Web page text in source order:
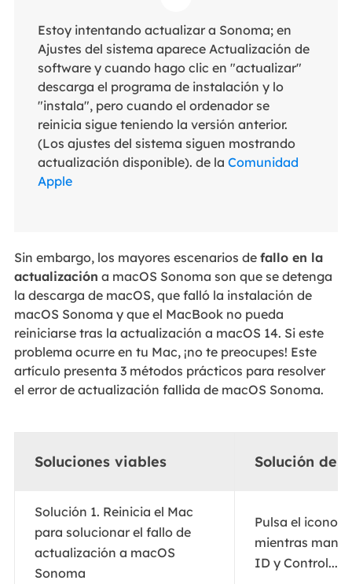
Estoy intentando actualizar a Sonoma; en
Ajustes del sistema aparece Actualización de
software y cuando hago clic en "actualizar"
descarga el programa de instalación y lo
"instala", pero cuando el ordenador se
reinicia sigue teniendo la versión anterior.
(Los ajustes del sistema siguen mostrando
actualización disponible). de la Comunidad
Apple
Sin embargo, los mayores escenarios de fallo en la
actualización a macOS Sonoma son que se detenga
la descarga de macOS, que falló la instalación de
macOS Sonoma y que el MacBook no pueda
reiniciarse tras la actualización a macOS 14. Si este
problema ocurre en tu Mac, ¡no te preocupes! Este
artículo presenta 3 métodos prácticos para resolver
el error de actualización fallida de macOS Sonoma.
Soluciones viables Solución de
Solución 1. Reinicia el Mac
para solucionar el fallo de
actualización a macOS
Sonoma
Pulsa el icono
mientras
ID y Control...